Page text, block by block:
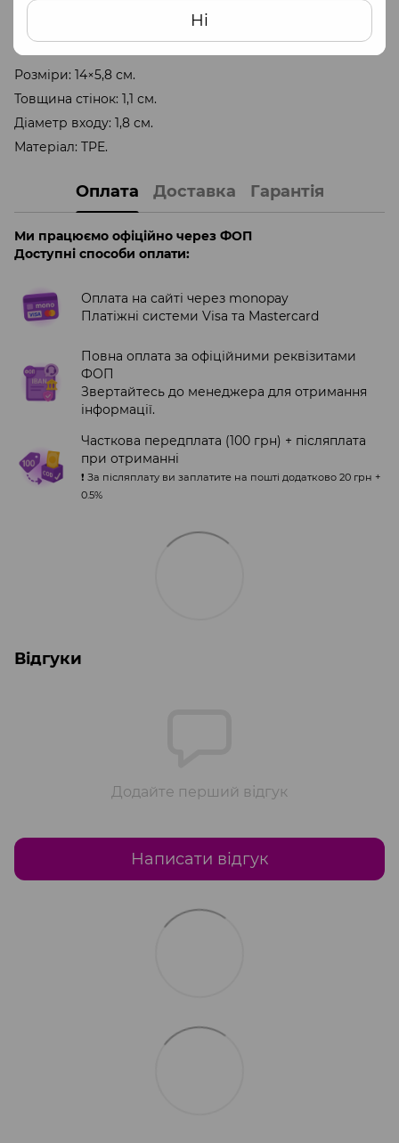
Ні
просушувати. Для подовження терміну служби
користуйтеся пудрою для догляду за виробами з TPE.
Розміри: 14×5,8 см.
Товщина стінок: 1,1 см.
Діаметр входу: 1,8 см.
Матеріал: TPE.
Оплата Доставка Гарантія
Ми працюємо офіційно через ФОП
Доступні способи оплати:
Оплата на сайті через monopay
Платіжні системи Visa та Mastercard
Повна оплата за офіційними реквізитами
ФОП
Звертайтесь до менеджера для отримання
інформації.
Часткова передплата (100 грн) + післяплата
при отриманні
❗️ За післяплату ви заплатите на пошті додатково 20 грн +
0.5%
Відгуки
Додайте перший відгук
Написати відгук